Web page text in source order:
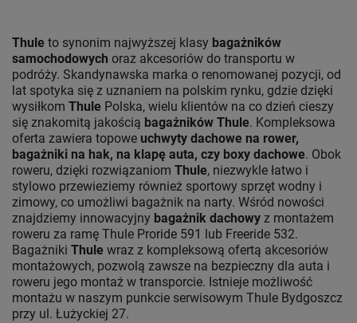
Thule to synonim najwyższej klasy bagażników
samochodowych oraz akcesoriów do transportu w
podróży. Skandynawska marka o renomowanej pozycji, od
lat spotyka się z uznaniem na polskim rynku, gdzie dzięki
wysiłkom Thule Polska, wielu klientów na co dzień cieszy
się znakomitą jakością bagażników Thule. Kompleksowa
oferta zawiera topowe uchwyty dachowe na rower,
bagażniki na hak, na klapę auta, czy boxy dachowe. Obok
roweru, dzięki rozwiązaniom Thule, niezwykle łatwo i
stylowo przewieziemy również sportowy sprzęt wodny i
zimowy, co umożliwi bagażnik na narty. Wśród nowości
znajdziemy innowacyjny bagażnik dachowy z montażem
roweru za ramę Thule Proride 591 lub Freeride 532.
Bagażniki Thule wraz z kompleksową ofertą akcesoriów
montażowych, pozwolą zawsze na bezpieczny dla auta i
roweru jego montaż w transporcie. Istnieje możliwość
montażu w naszym punkcie serwisowym Thule Bydgoszcz
przy ul. Łużyckiej 27.